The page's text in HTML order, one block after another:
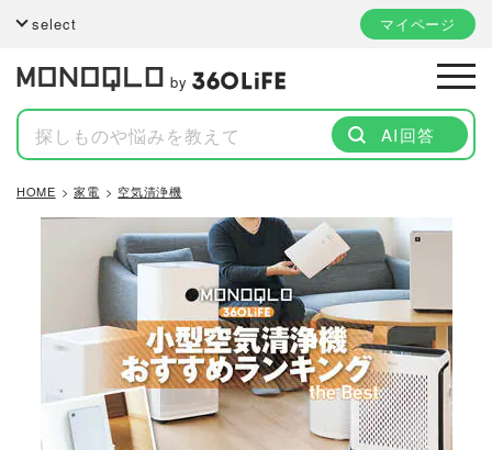
select マイページ
by
AI回答
HOME 家電 空気清浄機